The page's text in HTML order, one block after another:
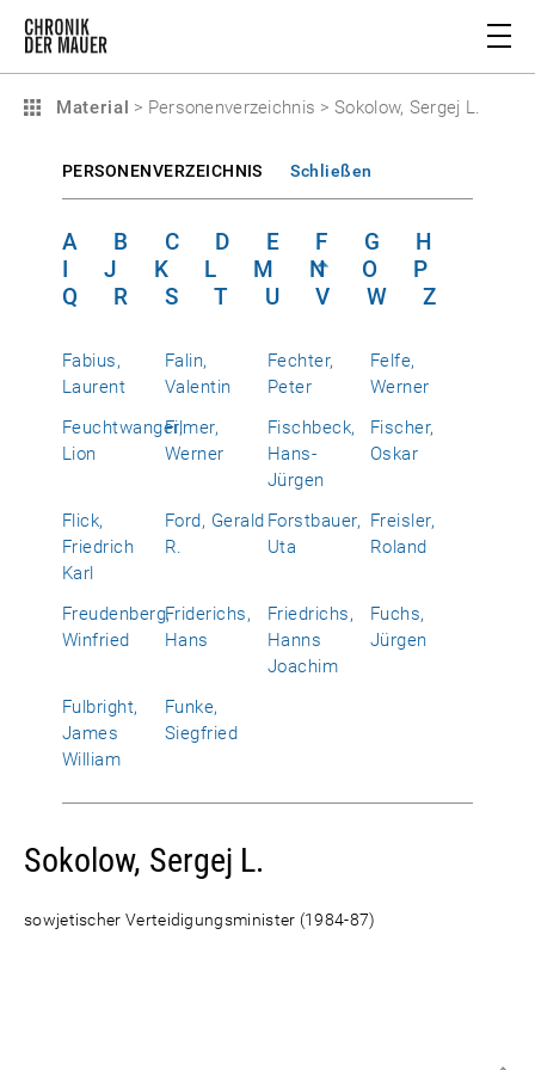
Material > Personenverzeichnis > Sokolow, Sergej L.
PERSONENVERZEICHNIS Schließen
A B C D E F G
H
I
J K L M N O
P
Q
R S T U V W Z
Fabius,
Laurent
Falin,
Valentin
Fechter,
Peter
Felfe,
Werner
Feuchtwanger,
Lion
Filmer,
Werner
Fischbeck,
Hans-
Jürgen
Fischer,
Oskar
Flick,
Friedrich
Karl
Ford, Gerald
R.
Forstbauer,
Uta
Freisler,
Roland
Freudenberg,
Winfried
Friderichs,
Hans
Friedrichs,
Hanns
Joachim
Fuchs,
Jürgen
Fulbright,
James
William
Funke,
Siegfried
Sokolow, Sergej L.
sowjetischer Verteidigungsminister (1984-87)